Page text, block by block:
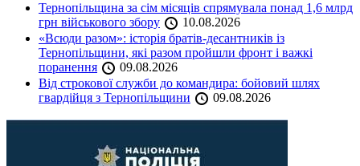
Тернопільщина за сім місяців спрямувала понад 1,6 млрд
грн військового збору
10.08.2026
«Всюди разом»: історія братів-десантників із
Тернопільщини, які разом пройшли фронт і важкі
поранення
09.08.2026
Від строкової служби до командира: бойовий шлях
гвардійця з Тернопільщини
09.08.2026